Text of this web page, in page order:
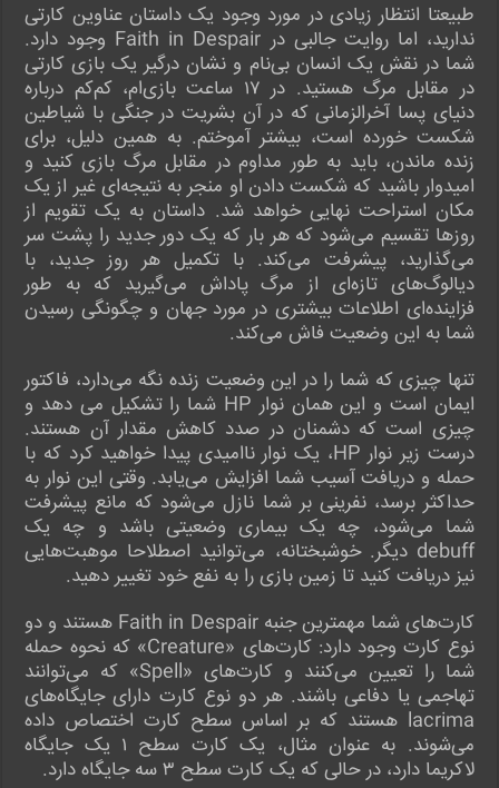
طبیعتا انتظار زیادی در مورد وجود یک داستان عناوین کارتی
ندارید، اما روایت جالبی در Faith in Despair وجود دارد.
شما در نقش یک انسان بی‌نام و نشان درگیر یک بازی کارتی
در مقابل مرگ هستید. در ۱۷ ساعت بازی‌ام، کم‌کم درباره
دنیای پسا آخرالزمانی که در آن بشریت در جنگی با شیاطین
شکست خورده است، بیشتر آموختم. به همین دلیل، برای
زنده ماندن، باید به طور مداوم در مقابل مرگ بازی کنید و
امیدوار باشید که شکست دادن او منجر به نتیجه‌ای غیر از یک
مکان استراحت نهایی خواهد شد. داستان به یک تقویم از
روزها تقسیم می‌شود که هر بار که یک دور جدید را پشت سر
می‌گذارید، پیشرفت می‌کند. با تکمیل هر روز جدید، با
دیالوگ‌های تازه‌ای از مرگ پاداش می‌گیرید که به طور
فزاینده‌ای اطلاعات بیشتری در مورد جهان و چگونگی رسیدن
شما به این وضعیت فاش می‌کند.
تنها چیزی که شما را در این وضعیت زنده نگه می‌دارد، فاکتور
ایمان است و این همان نوار HP شما را تشکیل می دهد و
چیزی است که دشمنان در صدد کاهش مقدار آن هستند.
درست زیر نوار HP، یک نوار ناامیدی پیدا خواهید کرد که با
حمله و دریافت آسیب شما افزایش می‌یابد. وقتی این نوار به
حداکثر برسد، نفرینی بر شما نازل می‌شود که مانع پیشرفت
شما می‌شود، چه یک بیماری وضعیتی باشد و چه یک
debuff دیگر. خوشبختانه، می‌توانید اصطلاحا موهبت‌هایی
نیز دریافت کنید تا زمین بازی را به نفع خود تغییر دهید.
کارت‌های شما مهمترین جنبه Faith in Despair هستند و دو
نوع کارت وجود دارد: کارت‌های «Creature» که نحوه حمله
شما را تعیین می‌کنند و کارت‌های «Spell» که می‌توانند
تهاجمی یا دفاعی باشند. هر دو نوع کارت دارای جایگاه‌های
lacrima هستند که بر اساس سطح کارت اختصاص داده
می‌شوند. به عنوان مثال، یک کارت سطح ۱ یک جایگاه
لاکریما دارد، در حالی که یک کارت سطح ۳ سه جایگاه دارد.